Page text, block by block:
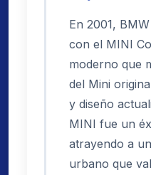
En 2001,
con el MINI
moderno que
del Mini
y diseño
MINI fue un
atrayendo a
urbano que